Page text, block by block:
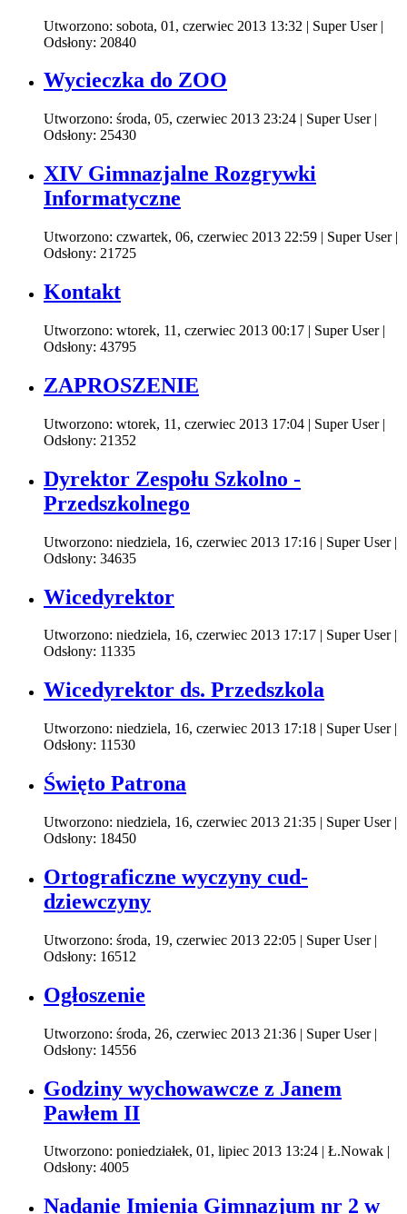
Utworzono: sobota, 01, czerwiec 2013 13:32 | Super User|
Odsłony: 20840
Wycieczka do ZOO
Utworzono: środa, 05, czerwiec 2013 23:24 | Super User|
Odsłony: 25430
XIV Gimnazjalne Rozgrywki
Informatyczne
Utworzono: czwartek, 06, czerwiec 2013 22:59 | Super User|
Odsłony: 21725
Kontakt
Utworzono: wtorek, 11, czerwiec 2013 00:17 | Super User|
Odsłony: 43795
ZAPROSZENIE
Utworzono: wtorek, 11, czerwiec 2013 17:04 | Super User|
Odsłony: 21352
Dyrektor Zespołu Szkolno -
Przedszkolnego
Utworzono: niedziela, 16, czerwiec 2013 17:16 | Super User|
Odsłony: 34635
Wicedyrektor
Utworzono: niedziela, 16, czerwiec 2013 17:17 | Super User|
Odsłony: 11335
Wicedyrektor ds. Przedszkola
Utworzono: niedziela, 16, czerwiec 2013 17:18 | Super User|
Odsłony: 11530
Święto Patrona
Utworzono: niedziela, 16, czerwiec 2013 21:35 | Super User|
Odsłony: 18450
Ortograficzne wyczyny cud-
dziewczyny
Utworzono: środa, 19, czerwiec 2013 22:05 | Super User|
Odsłony: 16512
Ogłoszenie
Utworzono: środa, 26, czerwiec 2013 21:36 | Super User|
Odsłony: 14556
Godziny wychowawcze z Janem
Pawłem II
Utworzono: poniedziałek, 01, lipiec 2013 13:24 Ł.Nowak
Odsłony: 4005
Nadanie Imienia Gimnazjum nr 2 w